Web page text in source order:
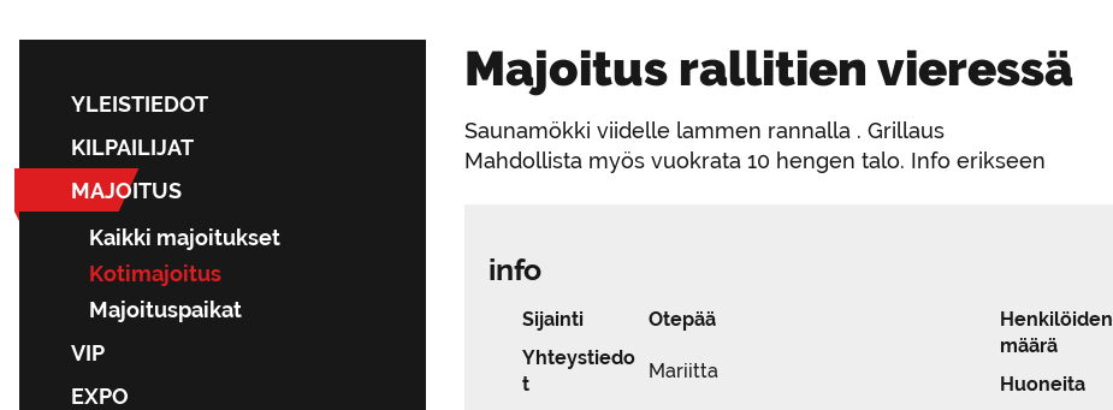
YLEISTIEDOT
KILPAILIJAT
MAJOITUS
Kaikki majoitukset
Kotimajoitus
Majoituspaikat
VIP
EXPO
Majoitus rallitien vieressä
Saunamökki viidelle lammen rannalla . Grillaus
Mahdollista myös vuokrata 10 hengen talo. Info erikseen
info
Sijainti
Otepää
Yhteystiedo
t
Mariitta
Henkilöiden
määrä
Huoneita